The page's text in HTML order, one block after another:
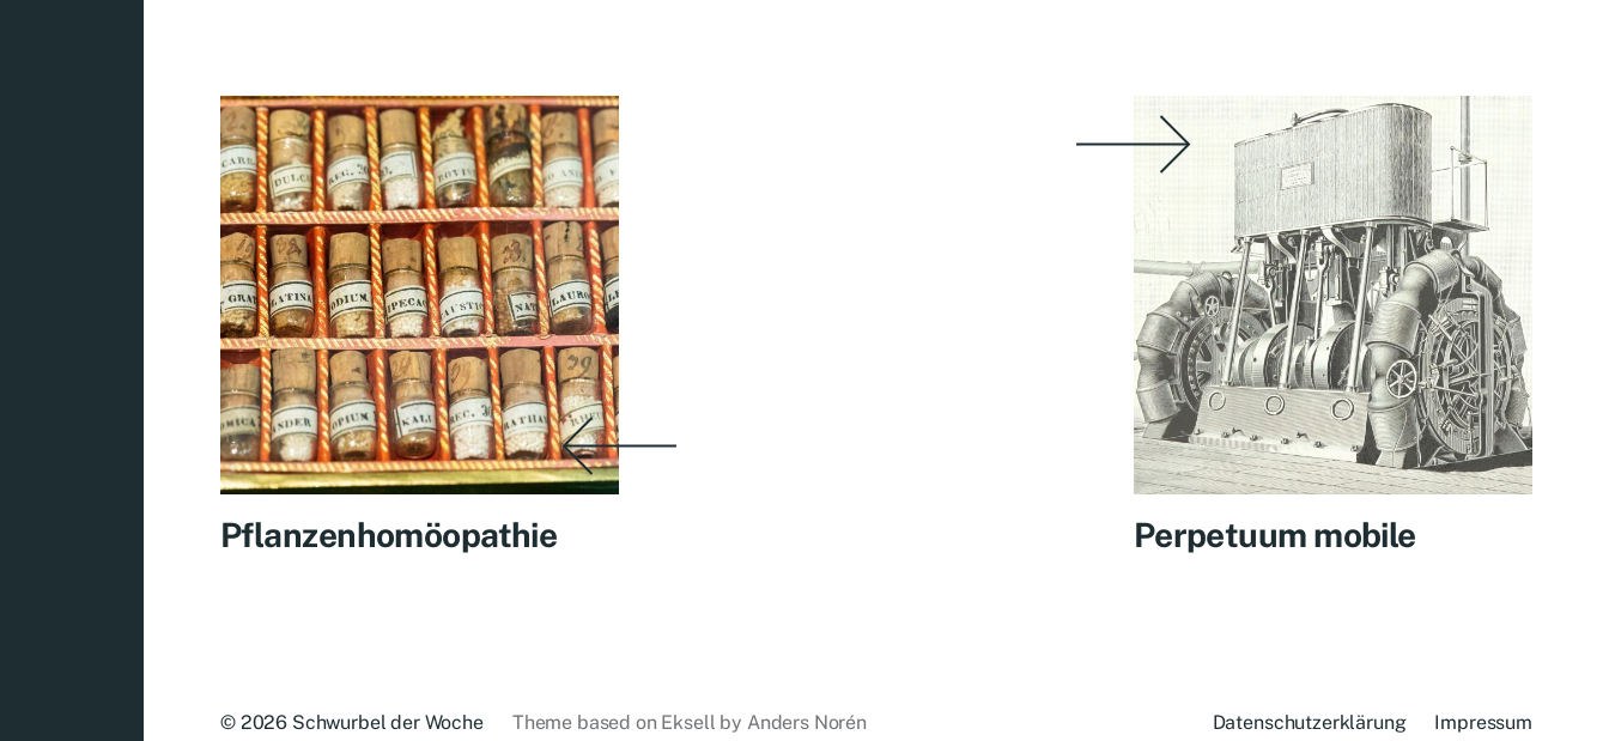
Pflanzenhomöopathie Perpetuum mobile
© 2026 Schwurbel der Woche Theme based on Eksell by Anders Norén Datenschutzerklärung Impressum